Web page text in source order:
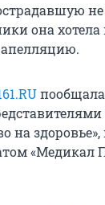
она хотела
на
«Медикал